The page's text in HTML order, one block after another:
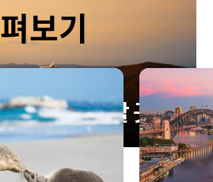
꼭 가봐야 할 곳
보기